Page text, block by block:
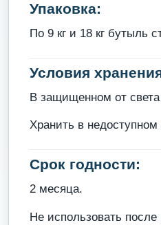
Упаковка:
По 9 кг и 18 кг бутыль
Условия
В защищенном от
Хранить в
Срок годности:
2 месяца.
Не использовать после